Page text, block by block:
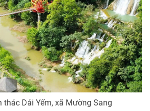
Vươn mình bằng AI
VTV8
English
thác Dải Yếm, xã Mường Sang